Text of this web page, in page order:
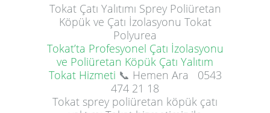
Tokat Çatı Yalıtımı Sprey Poliüretan
Köpük ve Çatı İzolasyonu Tokat
Polyurea
Tokat’ta Profesyonel Çatı İzolasyonu
ve Poliüretan Köpük Çatı Yalıtım
Tokat Hizmeti 📞 Hemen Ara
0543
474 21 18
Tokat sprey poliüretan köpük çatı